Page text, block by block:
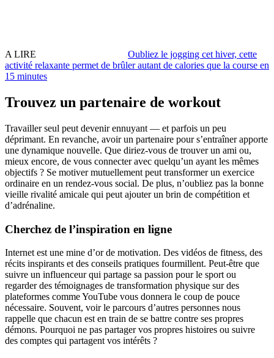
A LIRE
Oubliez le jogging cet hiver, cette
activité relaxante permet de brûler autant de calories que la course en
15 minutes
Trouvez un partenaire de workout
Travailler seul peut devenir ennuyant — et parfois un peu
déprimant. En revanche, avoir un partenaire pour s’entraîner apporte
une dynamique nouvelle. Que diriez-vous de trouver un ami ou,
mieux encore, de vous connecter avec quelqu’un ayant les mêmes
objectifs ? Se motiver mutuellement peut transformer un exercice
ordinaire en un rendez-vous social. De plus, n’oubliez pas la bonne
vieille rivalité amicale qui peut ajouter un brin de compétition et
d’adrénaline.
Cherchez de l’inspiration en ligne
Internet est une mine d’or de motivation. Des vidéos de fitness, des
récits inspirants et des conseils pratiques fourmillent. Peut-être que
suivre un influenceur qui partage sa passion pour le sport ou
regarder des témoignages de transformation physique sur des
plateformes comme YouTube vous donnera le coup de pouce
nécessaire. Souvent, voir le parcours d’autres personnes nous
rappelle que chacun est en train de se battre contre ses propres
démons. Pourquoi ne pas partager vos propres histoires ou suivre
des comptes qui partagent vos intérêts ?